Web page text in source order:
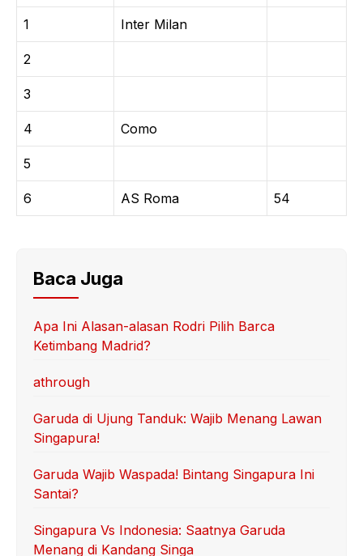
1 Inter Milan
2
3
4 Como
5
6 AS Roma 54
Baca Juga
Apa Ini Alasan-alasan Rodri Pilih Barca
Ketimbang Madrid?
athrough
Garuda di Ujung Tanduk: Wajib Menang Lawan
Singapura!
Garuda Wajib Waspada! Bintang Singapura Ini
Santai?
Singapura Vs Indonesia: Saatnya Garuda
Menang di Kandang Singa